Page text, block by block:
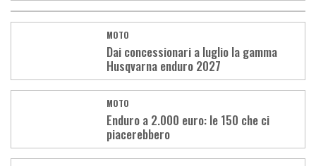
MOTO
Dai concessionari a luglio la gamma
Husqvarna enduro 2027
MOTO
Enduro a 2.000 euro: le 150 che ci
piacerebbero